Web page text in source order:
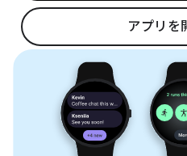
アプリを